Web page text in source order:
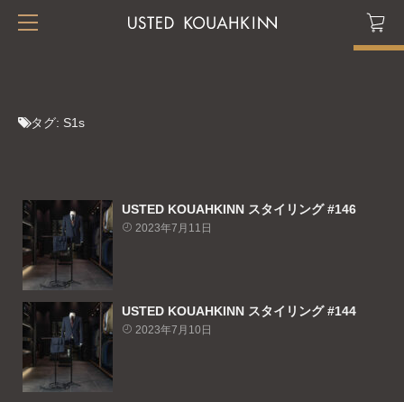
タグ: S1s
USTED KOUAHKINN スタイリング #146
2023年7月11日
USTED KOUAHKINN スタイリング #144
2023年7月10日